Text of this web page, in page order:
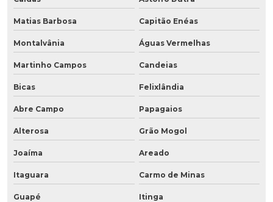
Matias Barbosa Capitão Enéas
Montalvânia Águas Vermelhas
Martinho Campos Candeias
Bicas Felixlândia
Abre Campo Papagaios
Alterosa Grão Mogol
Joaíma Areado
Itaguara Carmo de Minas
Guapé Itinga